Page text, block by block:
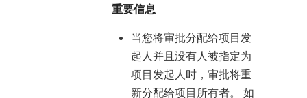
重要信息
当您将审批分配给项目发
起人并且没有人被指定为
项目发起人时，审批将重
新分配给项目所有者。 如